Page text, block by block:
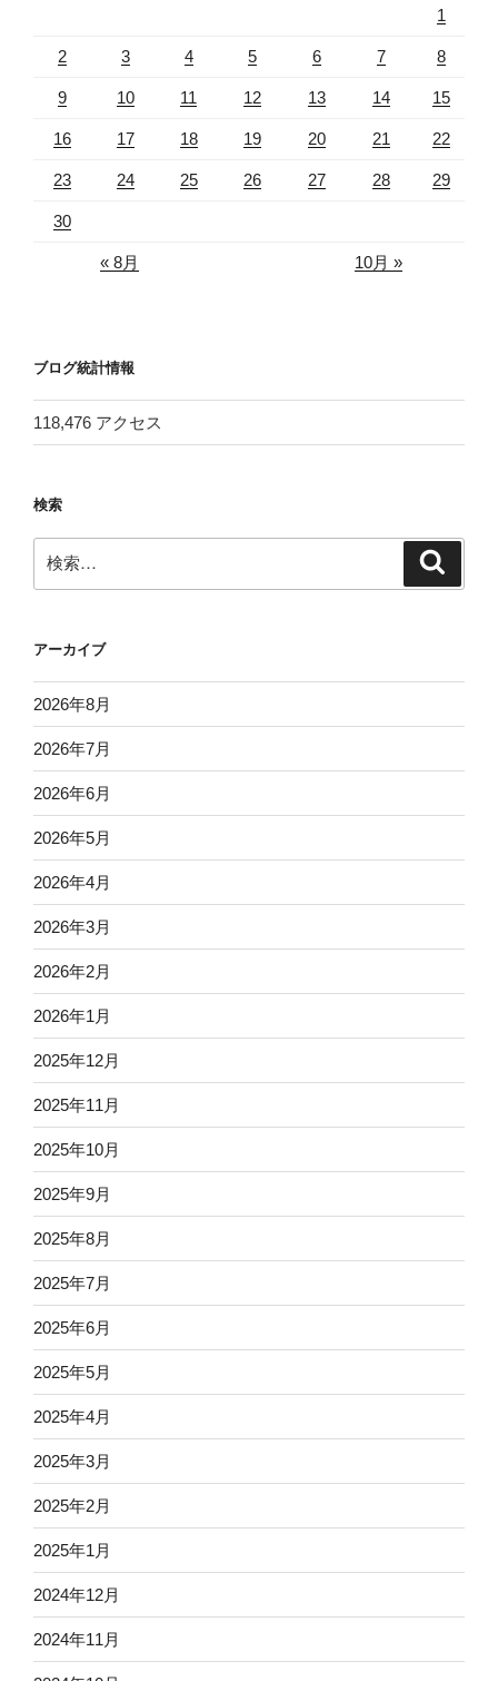
1
2 3 4 5 6 7 8
9 10 11 12 13 14 15
16 17 18 19 20 21 22
23 24 25 26 27 28 29
30
« 8月 10月 »
ブログ統計情報
118,476 アクセス
検索
索:
アーカイブ
2026年8月
2026年7月
2026年6月
2026年5月
2026年4月
2026年3月
2026年2月
2026年1月
2025年12月
2025年11月
2025年10月
2025年9月
2025年8月
2025年7月
2025年6月
2025年5月
2025年4月
2025年3月
2025年2月
2025年1月
2024年12月
2024年11月